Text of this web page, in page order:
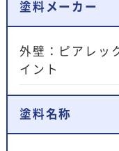
塗料メーカー
外壁：ピアレッ
イント
塗料名称